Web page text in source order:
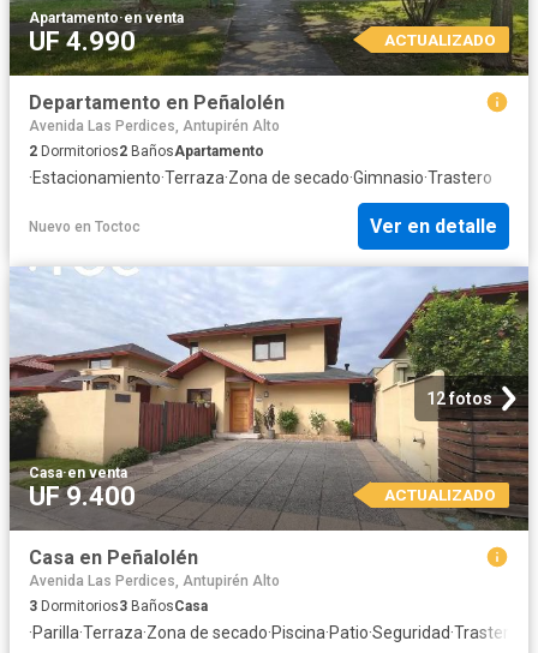
Apartamento·en venta
UF 4.990 ACTUALIZADO
Departamento en Peñalolén
Avenida Las Perdices, Antupirén Alto
2 Dormitorios2 BañosApartamento
·Estacionamiento·Terraza·Zona de secado·Gimnasio·Trastero
Nuevo en Toctoc Ver en detalle
12 fotos
Casa·en venta
UF 9.400 ACTUALIZADO
Casa en Peñalolén
Avenida Las Perdices, Antupirén Alto
3 Dormitorios3 BañosCasa
·Parilla·Terraza·Zona de secado·Piscina·Patio·Seguridad·Trastero